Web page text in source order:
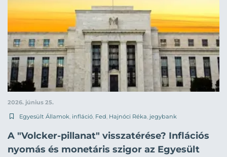
2026. június 25.
Egyesült Államok, infláció, Fed, Hajnóci Réka, jegybank
A "Volcker-pillanat" visszatérése? Inflációs
nyomás és monetáris szigor az Egyesült